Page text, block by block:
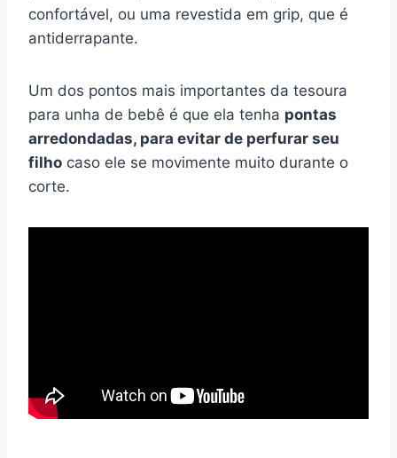
confortável, ou uma revestida em grip, que é
antiderrapante.
Um dos pontos mais importantes da tesoura
para unha de bebê é que ela tenha pontas
arredondadas, para evitar de perfurar seu
filho caso ele se movimente muito durante o
corte.